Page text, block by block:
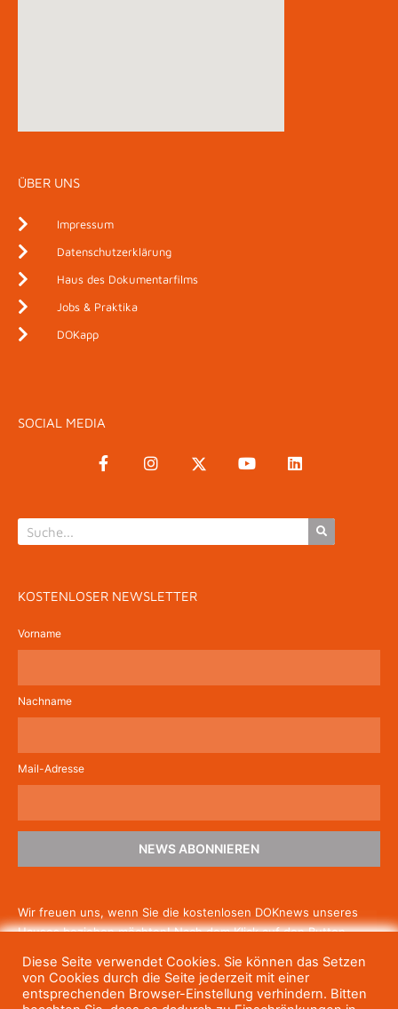
ÜBER UNS
Impressum
Datenschutzerklärung
Haus des Dokumentarfilms
Jobs & Praktika
DOKapp
SOCIAL MEDIA
KOSTENLOSER NEWSLETTER
Vorname
Nachname
Mail-Adresse
NEWS ABONNIEREN
Wir freuen uns, wenn Sie die kostenlosen DOKnews unseres
Hauses beziehen möchten! Nach dem Klick auf den Button
um die Newsletter-Anmeldung abzuschließen. Wenn Sie unsere
Gratis-News irgendwann nicht mehr erhalten wollen, können
Diese Seite verwendet Cookies. Sie können das Setzen
von Cookies durch die Seite jederzeit mit einer
entsprechenden Browser-Einstellung verhindern. Bitten